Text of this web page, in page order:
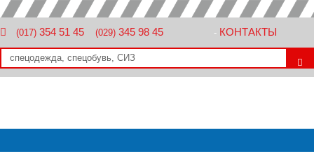
(017) 354 51 45 (029) 345 98 45 - КОНТАКТЫ